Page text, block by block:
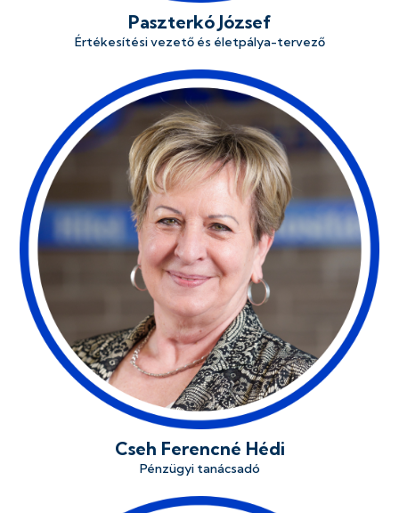
Paszterkó József
Értékesítési vezető és életpálya-tervező
Cseh Ferencné Hédi
Pénzügyi tanácsadó